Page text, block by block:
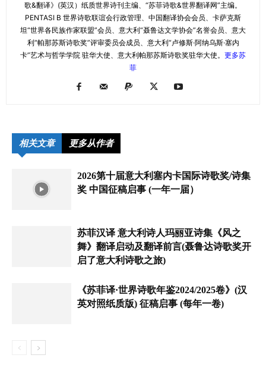
歌&翻译》(英汉）纸质世界诗刊主编、“苏菲诗歌&世界翻译网”主编。
PENTASI B 世界诗歌联谊会行政管理、中国翻译协会会员、卡萨克斯
坦“世界各民族作家联盟”会员、意大利“聂鲁达文学协会”名誉会员、意大
利“帕那苏斯诗歌奖”评审委员会成员、意大利“卢修斯·阿纳乌斯·塞内
卡”艺术与哲学学院 驻华大使、意大利帕那苏斯诗歌奖驻华大使。 更多苏
菲
相关文章 更多从作者
2026第十届意大利塞内卡国际诗歌奖/诗集
奖 中国征稿启事 (一年一届）
苏菲汉译 意大利诗人玛丽亚诗集《风之
舞》翻译启动及翻译前言(聂鲁达诗歌奖开
启了意大利诗歌之旅)
《苏菲译·世界诗歌年鉴2024/2025卷》(汉
英对照纸质版) 征稿启事 (每年一卷)